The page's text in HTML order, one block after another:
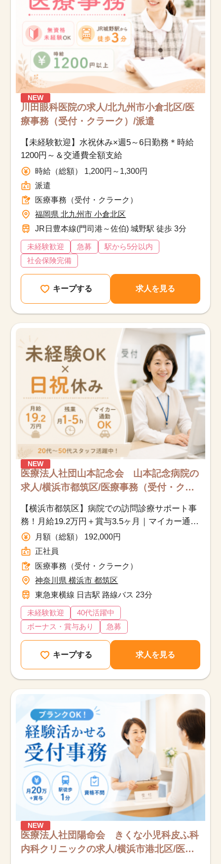
NEW
川田眼科医院の求人/北九州市小倉北区/医
療事務（受付・クラーク）/派遣
【未経験歓迎】水祝休み×週5～6日勤務＊時給
1200円～＆交通費全額支給
時給（総額） 1,200円～1,300円
派遣
医療事務（受付・クラーク）
福岡県 北九州市 小倉北区
JR日豊本線(門司港～佐伯) 城野駅 徒歩 3分
未経験歓迎 急募
駅から5分以内
社会保険完備
キープする 求人を見る
NEW
医療法人社団山本記念会 山本記念病院の
求人/横浜市都筑区/医療事務（受付・ク
【横浜市都筑区】病院での訪問診療サポート事
務！月給19.2万円＋賞与3.5ヶ月｜マイカー通勤
OK！駐車場無料！通年富士山が見える病院で
す♪
月額（総額） 192,000円
正社員
医療事務（受付・クラーク）
神奈川県 横浜市 都筑区
東急東横線 日吉駅 路線バス 23分
未経験歓迎
40代活躍中
ボーナス・賞与あり
急募
キープする 求人を見る
NEW
医療法人社団陽命会 きくな小児科皮ふ科
内科クリニックの求人/横浜市港北区/医療